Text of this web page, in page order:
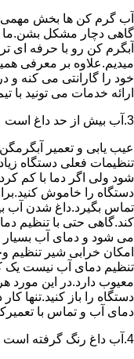
آب گرم کن ها بخش مهمی
گاهی دچار مشکل بشن.ما
آبگرم کن رو با حرفه ای
میدیم.علاوه بر معرفی
خود را گارانتی می کنه
ارائه خدمات می تونید با
3.آب بیش از حد داغ است
عیب یابی و تعمیر
تنظیمات فعلی دستگاه
شود ولی اگر دما با کم
دستگاه را خاموش
تماس بگیرد.داغ شدن آب
کند.گاهی حتی با تنظیم
می شود و دمای آب بسیار
امکان خرابی شیر تنظیم
تنظیم دمای آب نیست
معیوب دارد.در این مورد
دستگاه را باز
دمای آب و تماس با
4.آب داغ رنگ گرفته است